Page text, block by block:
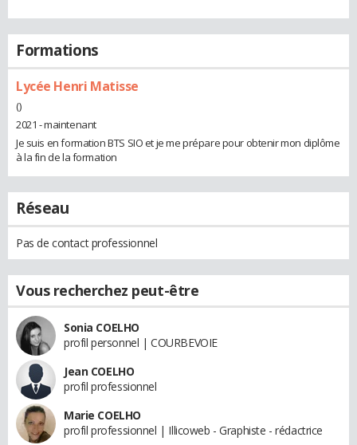
Formations
Lycée Henri Matisse
()
2021 - maintenant
Je suis en formation BTS SIO et je me prépare pour obtenir mon diplôme
à la fin de la formation
Réseau
Pas de contact professionnel
Vous recherchez peut-être
Sonia COELHO
profil personnel | COURBEVOIE
Jean COELHO
profil professionnel
Marie COELHO
profil professionnel | Illicoweb - Graphiste - rédactrice